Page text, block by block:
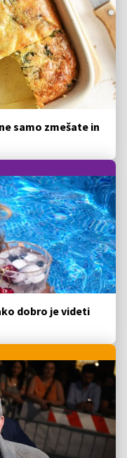
samo zmešate in
dobro je videti